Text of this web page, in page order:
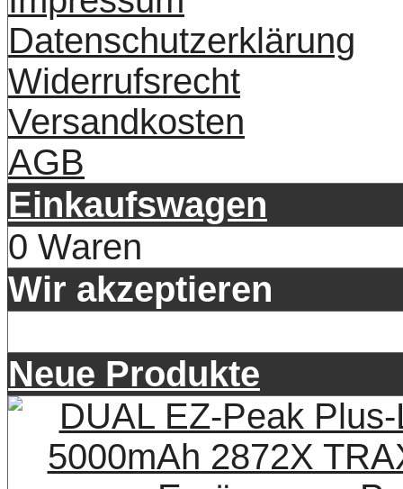
Datenschutzerklärung
Widerrufsrecht
Versandkosten
AGB
Einkaufswagen
0 Waren
Wir akzeptieren
Neue Produkte